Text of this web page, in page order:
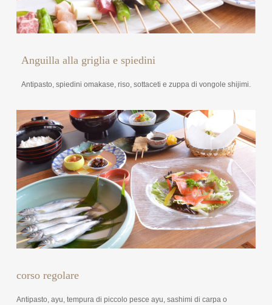
Anguilla alla griglia e spiedini
Antipasto, spiedini omakase, riso, sottaceti e zuppa di vongole shijimi.
corso regolare
Antipasto, ayu, tempura di piccolo pesce ayu, sashimi di carpa o